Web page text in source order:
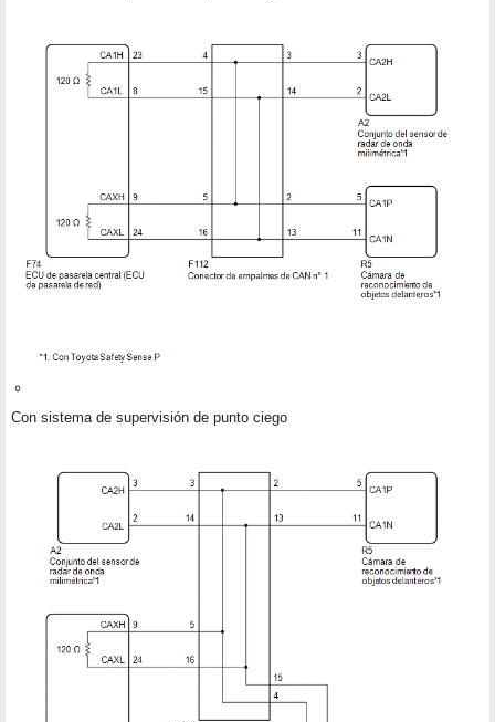
Con sistema de supervisión de punto ciego